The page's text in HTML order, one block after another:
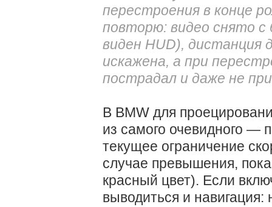
перестроения в конце
повторю: видео снято
виден HUD), дистанция
искажена, а при
пострадал и даже не
В BMW для
из самого очевидного —
текущее ограничение
случае превышения,
красный цвет). Если
выводиться и